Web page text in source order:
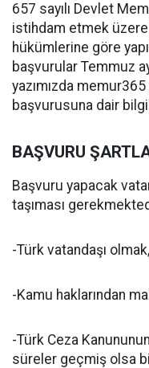
657 sayılı Devlet
istihdam etmek
hükümlerine göre
başvurular Temmuz
yazımızda memur365
başvurusuna dair
BAŞVURU
Başvuru yapacak
taşıması
-Türk vatandaşı olmak,
-Kamu haklarından
-Türk Ceza
süreler geçmiş olsa